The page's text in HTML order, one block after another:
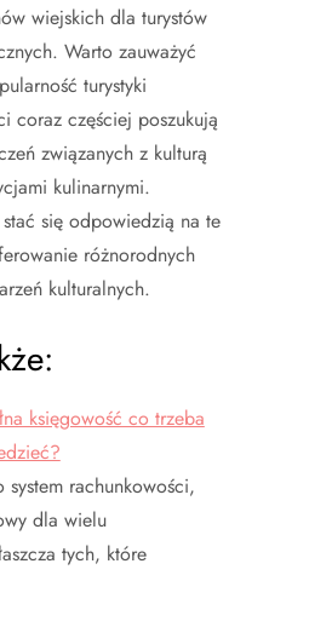
wiejskich dla turystów
Warto zauważyć
turystyki
coraz częściej poszukują
związanych z kulturą
kulinarnymi.
się odpowiedzią na te
różnorodnych
kulturalnych.
księgowość co trzeba
system rachunkowości,
dla wielu
tych, które